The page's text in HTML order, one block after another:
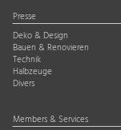
Presse
Deko & Design
Bauen & Renovieren
Technik
Halbzeuge
Divers
Members & Services